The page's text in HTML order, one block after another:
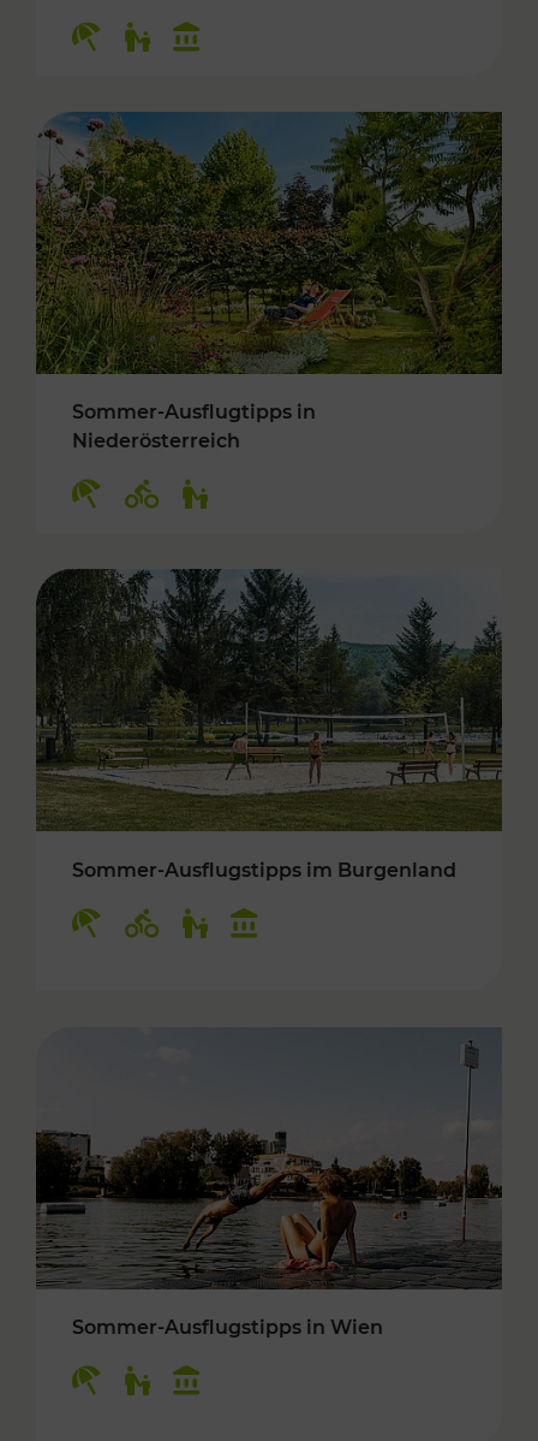
Sommer-Ausflugtipps in
Niederösterreich
Sommer-Ausflugstipps im Burgenland
Sommer-Ausflugstipps in Wien